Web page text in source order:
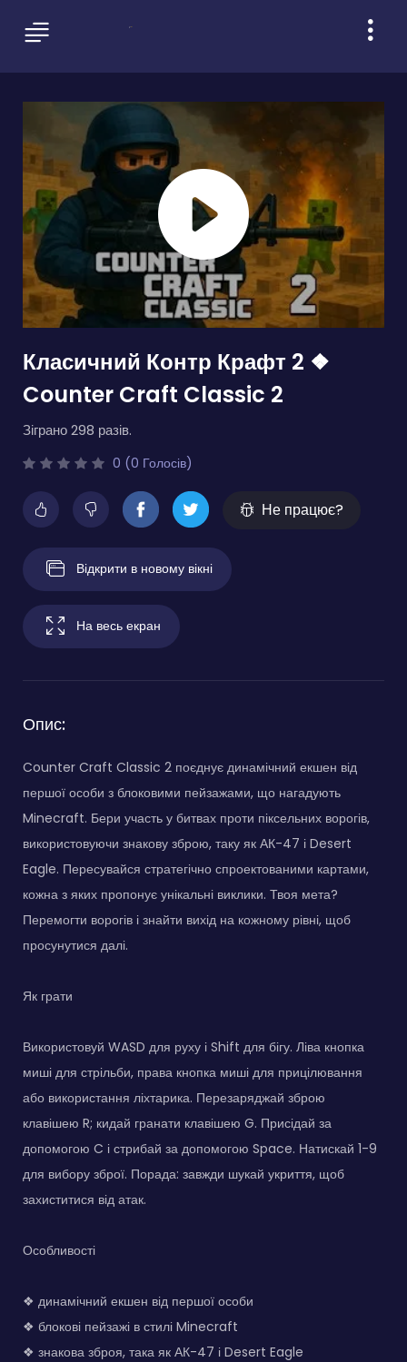
Класичний Контр Крафт 2 ❖
Counter Craft Classic 2
Зіграно 298 разів.
0 (0 Голосів)
Не працює?
Відкрити в новому вікні
На весь екран
Опис:
Counter Craft Classic 2 поєднує динамічний екшен від
першої особи з блоковими пейзажами, що нагадують
Minecraft. Бери участь у битвах проти піксельних ворогів,
використовуючи знакову зброю, таку як АК-47 і Desert
Eagle. Пересувайся стратегічно спроектованими картами,
кожна з яких пропонує унікальні виклики. Твоя мета?
Перемогти ворогів і знайти вихід на кожному рівні, щоб
просунутися далі.
Як грати
Використовуй WASD для руху і Shift для бігу. Ліва кнопка
миші для стрільби, права кнопка миші для прицілювання
або використання ліхтарика. Перезаряджай зброю
клавішею R; кидай гранати клавішею G. Присідай за
допомогою C і стрибай за допомогою Space. Натискай 1-9
для вибору зброї. Порада: завжди шукай укриття, щоб
захиститися від атак.
Особливості
❖ динамічний екшен від першої особи
❖ блокові пейзажі в стилі Minecraft
❖ знакова зброя, така як АК-47 і Desert Eagle